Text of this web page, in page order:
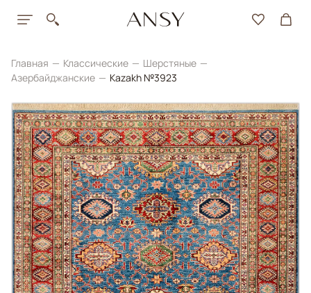
Главная Классические
Шерстяные
Азербайджанские
Kazakh №3923